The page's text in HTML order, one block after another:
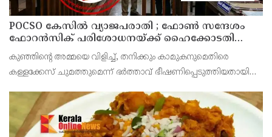
POCSO കേസിൽ വ്യാജപരാതി ; ഫോൺ സന്ദേശം
ഫോറൻസിക് പരിശോധനയ്ക്ക് ഹൈക്കോടതി
നിർദേശം; പ്രതിയെ വെറുതെവിട്ട് ആലുവ ഫാസ്റ്റ്
ട്രാക്ക് കോടതി
കുഞ്ഞിന്റെ അമ്മയെ വിളിച്ച്, തനിക്കും കാമുകനുമെതിരെ
കള്ളക്കേസ് ചുമത്തുമെന്ന് ഭർത്താവ് ഭീഷണിപ്പെടുത്തിയതായി
പരിശോധിച്ച് റിപ്പോർട്ട് കോടതിയിൽ സമർപ്പിക്കണമെന്